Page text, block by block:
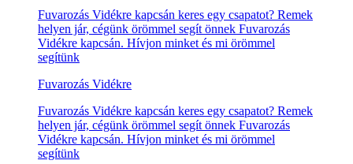
Fuvarozás Vidékre kapcsán keres egy csapatot? Remek
helyen jár, cégünk örömmel segít önnek Fuvarozás
Vidékre kapcsán. Hívjon minket és mi örömmel
segítünk
Fuvarozás Vidékre
Fuvarozás Vidékre kapcsán keres egy csapatot? Remek
helyen jár, cégünk örömmel segít önnek Fuvarozás
Vidékre kapcsán. Hívjon minket és mi örömmel
segítünk